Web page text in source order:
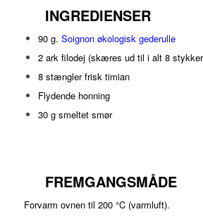
INGREDIENSER
90 g. Soignon økologisk gederulle
2 ark filodej (skæres ud til i alt 8
8 stængler frisk timian
Flydende honning
30 g smeltet smør
FREMGANGSMÅDE
Forvarm ovnen til 200 °C (varmluft).